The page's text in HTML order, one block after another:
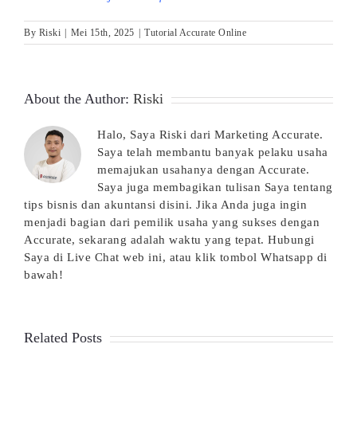
By Riski Mei 15th, 2025 Tutorial Accurate Online
About the Author: Riski
Halo, Saya Riski dari Marketing Accurate.
Saya telah membantu banyak pelaku usaha
memajukan usahanya dengan Accurate.
Saya juga membagikan tulisan Saya tentang
tips bisnis dan akuntansi disini. Jika Anda juga ingin
menjadi bagian dari pemilik usaha yang sukses dengan
Accurate, sekarang adalah waktu yang tepat. Hubungi
Saya di Live Chat web ini, atau klik tombol Whatsapp di
bawah!
Related Posts